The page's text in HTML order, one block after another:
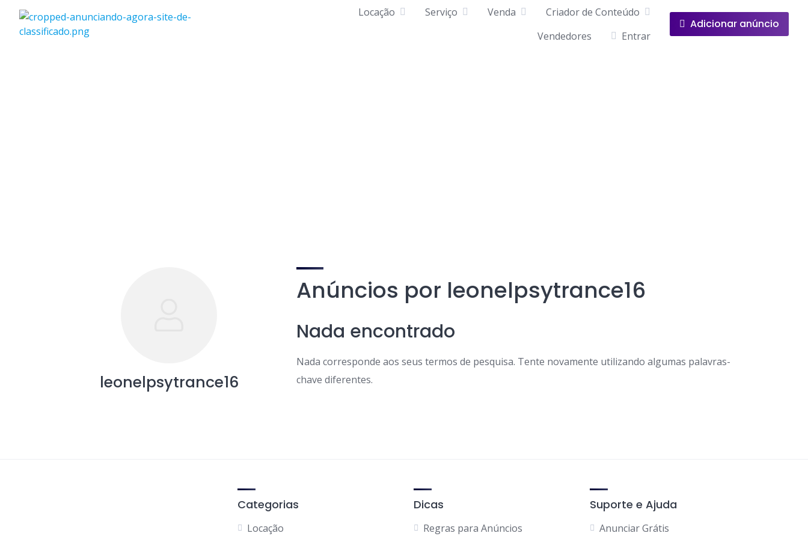
Locação Serviço Venda
Criador de Conteúdo
Vendedores
Entrar
Adicionar anúncio
leonelpsytrance16
Anúncios por leonelpsytrance16
Nada encontrado
Nada corresponde aos seus termos de pesquisa. Tente novamente utilizando algumas palavras-
chave diferentes.
Categorias
Locação
Dicas
Regras para Anúncios
Suporte e Ajuda
Anunciar Grátis